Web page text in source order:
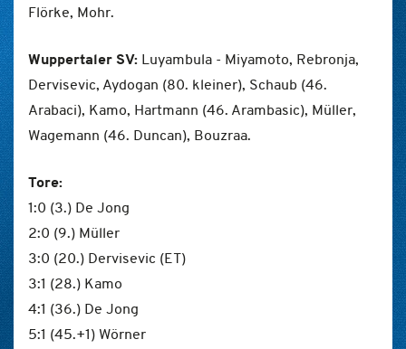
Flörke, Mohr.
Wuppertaler SV: Luyambula - Miyamoto, Rebronja,
Dervisevic, Aydogan (80. kleiner), Schaub (46.
Arabaci), Kamo, Hartmann (46. Arambasic), Müller,
Wagemann (46. Duncan), Bouzraa.
Tore:
1:0 (3.) De Jong
2:0 (9.) Müller
3:0 (20.) Dervisevic (ET)
3:1 (28.) Kamo
4:1 (36.) De Jong
5:1 (45.+1) Wörner